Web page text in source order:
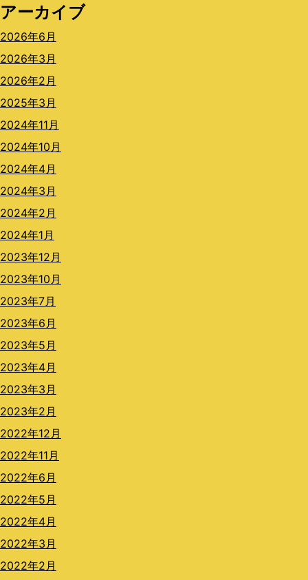
アーカイブ
2026年6月
2026年3月
2026年2月
2025年3月
2024年11月
2024年10月
2024年4月
2024年3月
2024年2月
2024年1月
2023年12月
2023年10月
2023年7月
2023年6月
2023年5月
2023年4月
2023年3月
2023年2月
2022年12月
2022年11月
2022年6月
2022年5月
2022年4月
2022年3月
2022年2月